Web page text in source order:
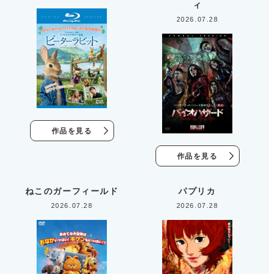
作品を見る
ィ
2026.07.28
作品を見る
ねこのガーフィールド
2026.07.28
パプリカ
2026.07.28